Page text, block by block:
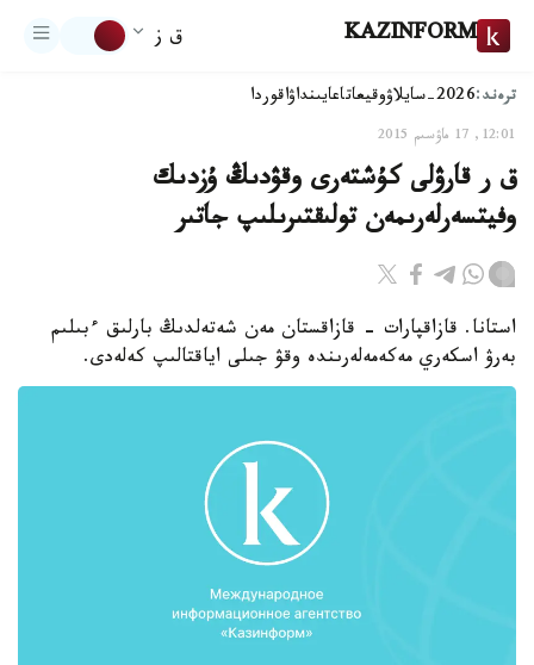
KAZINFORM ق ز
ترەند:2026-سايلاۋ وقيعاتاعايىنداۋاقوردا
12:01, 17 ماۋسىم 2015
ق ر قارۋلى كۇشتەرى وقۋدىڭ ۇزدىك
وفيتسەرلەرىمەن تولىقتىرىلىپ جاتىر
استانا. قازاقپارات - قازاقستان مەن شەتەلدىڭ بارلىق ءبىلىم
بەرۋ اسكەري مەكەمەلەرىندە وقۋ جىلى اياقتالىپ كەلەدى.